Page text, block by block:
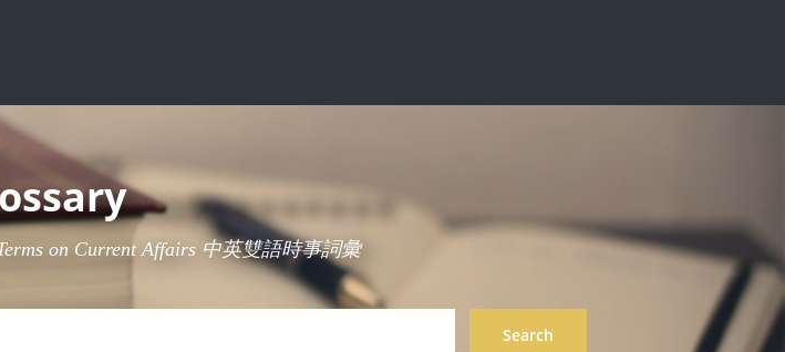
on Current Affairs 中英雙語時事詞彙